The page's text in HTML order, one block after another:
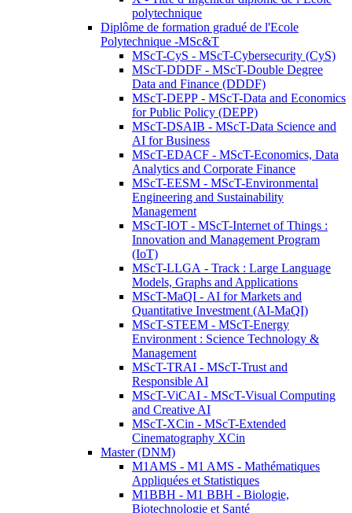
polytechnique
Diplôme de formation gradué de l'Ecole
Polytechnique -MSc&T
MScT-CyS - MScT-Cybersecurity (CyS)
MScT-DDDF - MScT-Double Degree
Data and Finance (DDDF)
MScT-DEPP - MScT-Data and Economics
for Public Policy (DEPP)
MScT-DSAIB - MScT-Data Science and
AI for Business
MScT-EDACF - MScT-Economics, Data
Analytics and Corporate Finance
MScT-EESM - MScT-Environmental
Engineering and Sustainability
Management
MScT-IOT - MScT-Internet of Things :
Innovation and Management Program
(IoT)
MScT-LLGA - Track : Large Language
Models, Graphs and Applications
MScT-MaQI - AI for Markets and
Quantitative Investment (AI-MaQI)
MScT-STEEM - MScT-Energy
Environment : Science Technology &
Management
MScT-TRAI - MScT-Trust and
Responsible AI
MScT-ViCAI - MScT-Visual Computing
and Creative AI
MScT-XCin - MScT-Extended
Cinematography XCin
Master (DNM)
M1AMS - M1 AMS - Mathématiques
Appliquées et Statistiques
M1BBH - M1 BBH - Biologie,
Biotechnologie et Santé